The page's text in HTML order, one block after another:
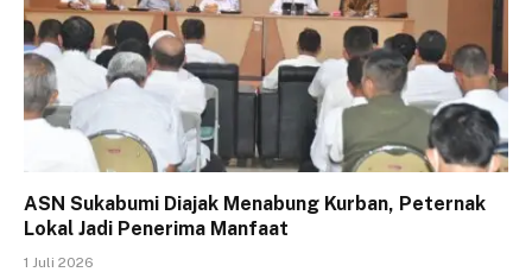
ASN Sukabumi Diajak Menabung Kurban, Peternak
Lokal Jadi Penerima Manfaat
1 Juli 2026